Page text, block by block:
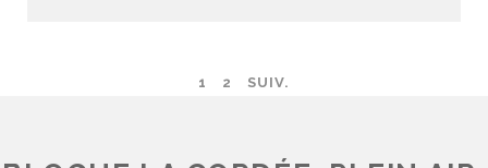
1 2 SUIV.